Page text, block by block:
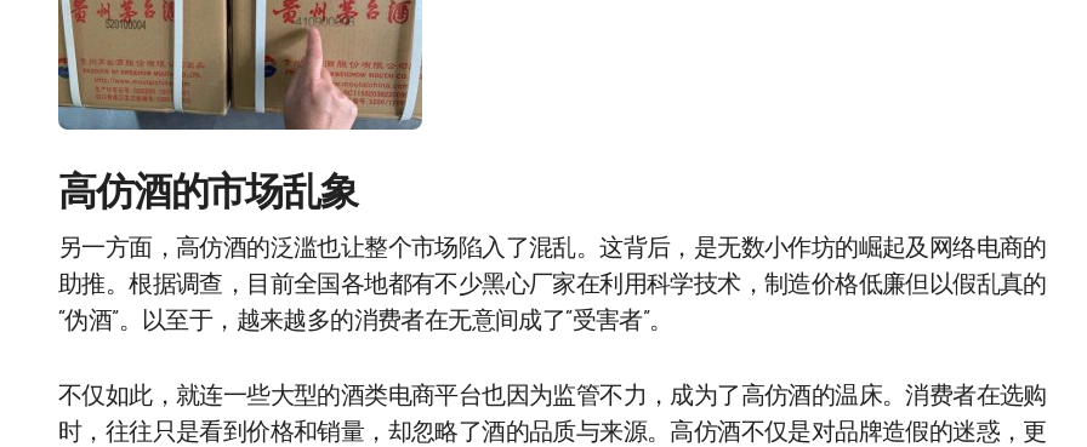
高仿酒的市场乱象
另一方面，高仿酒的泛滥也让整个市场陷入了混乱。这背后，是无数小作坊的崛起及网络电商的
助推。根据调查，目前全国各地都有不少黑心厂家在利用科学技术，制造价格低廉但以假乱真的
“伪酒”。以至于，越来越多的消费者在无意间成了“受害者”。
不仅如此，就连一些大型的酒类电商平台也因为监管不力，成为了高仿酒的温床。消费者在选购
时，往往只是看到价格和销量，却忽略了酒的品质与来源。高仿酒不仅是对品牌造假的迷惑，更